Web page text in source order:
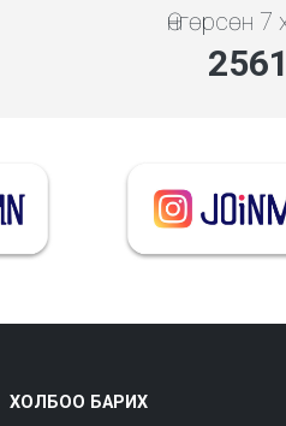
Өнгөрсөн 7
ХОЛБОО БАРИХ